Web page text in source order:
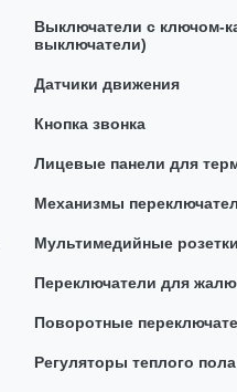
Выключатели с ключом-
выключатели)
Датчики движения
Кнопка звонка
Лицевые панели для
Механизмы
Мультимедийные розетки
Переключатели для
Поворотные
Регуляторы теплого пола